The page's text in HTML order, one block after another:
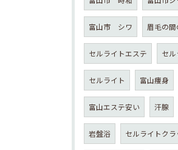
富山市 シワ 眉毛の
セルライトエステ セ
セルライト 富山痩身
富山エステ安い 汗腺
岩盤浴 セルライトクラ